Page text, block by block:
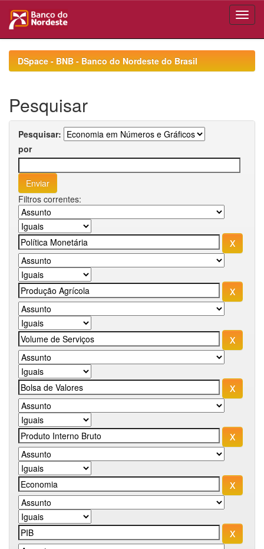
navigationDSpace - BNB - Banco do Nordeste do Brasil
Pesquisar
Pesquisar:
por
Filtros correntes: